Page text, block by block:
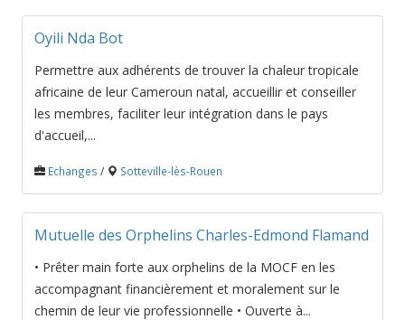
Oyili Nda Bot
Permettre aux adhérents de trouver la chaleur tropicale
africaine de leur Cameroun natal, accueillir et conseiller
les membres, faciliter leur intégration dans le pays
d'accueil,...
Echanges / Sotteville-lès-Rouen
Mutuelle des Orphelins Charles-Edmond Flamand
• Prêter main forte aux orphelins de la MOCF en les
accompagnant financièrement et moralement sur le
chemin de leur vie professionnelle • Ouverte à...